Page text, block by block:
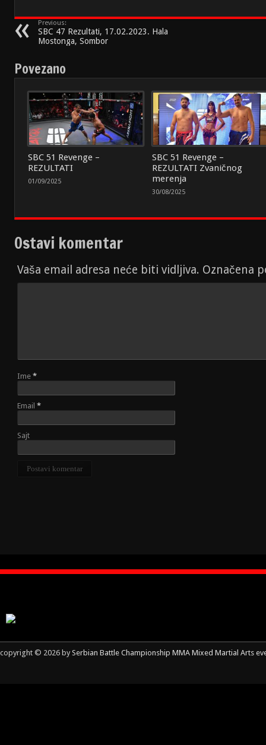
Previous:
SBC 47 Rezultati, 17.02.2023. Hala
Mostonga, Sombor
Povezano
SBC 51 Revenge –
REZULTATI
01/09/2025
SBC 51 Revenge –
REZULTATI Zvaničnog
merenja
30/08/2025
Ostavi komentar
Vaša email adresa neće biti vidljiva. Označena
Ime *
Email *
Sajt
copyright © 2026 by Serbian Battle Championship MMA Mixed Martial Arts